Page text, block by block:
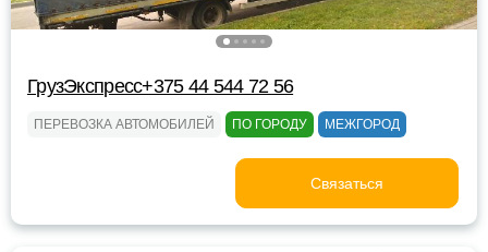
ГрузЭкспресс+375 44 544 72 56
ПЕРЕВОЗКА АВТОМОБИЛЕЙ ПО ГОРОДУ МЕЖГОРОД
Связаться